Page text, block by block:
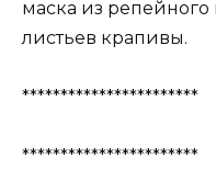
маска из репейного
листьев крапивы.
***********************
***********************